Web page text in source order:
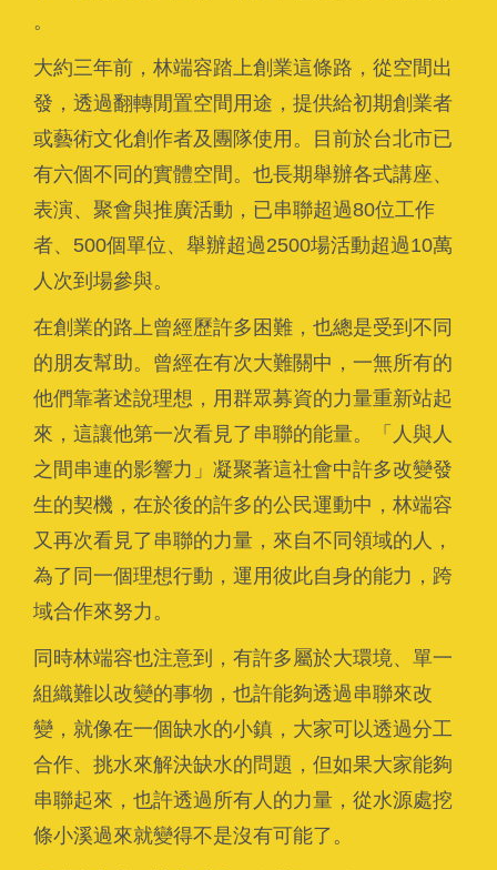
。
大約三年前，林端容踏上創業這條路，從空間出
發，透過翻轉閒置空間用途，提供給初期創業者
或藝術文化創作者及團隊使用。目前於台北市已
有六個不同的實體空間。也長期舉辦各式講座、
表演、聚會與推廣活動，已串聯超過80位工作
者、500個單位、舉辦超過2500場活動超過10萬
人次到場參與。
在創業的路上曾經歷許多困難，也總是受到不同
的朋友幫助。曾經在有次大難關中，一無所有的
他們靠著述說理想，用群眾募資的力量重新站起
來，這讓他第一次看見了串聯的能量。「人與人
之間串連的影響力」凝聚著這社會中許多改變發
生的契機，在於後的許多的公民運動中，林端容
又再次看見了串聯的力量，來自不同領域的人，
為了同一個理想行動，運用彼此自身的能力，跨
域合作來努力。
同時林端容也注意到，有許多屬於大環境、單一
組織難以改變的事物，也許能夠透過串聯來改
變，就像在一個缺水的小鎮，大家可以透過分工
合作、挑水來解決缺水的問題，但如果大家能夠
串聯起來，也許透過所有人的力量，從水源處挖
條小溪過來就變得不是沒有可能了。